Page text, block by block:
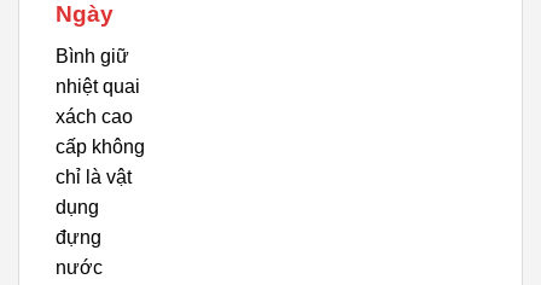
Ngày
Bình giữ
nhiệt quai
xách cao
cấp không
chỉ là vật
dụng
đựng
nước